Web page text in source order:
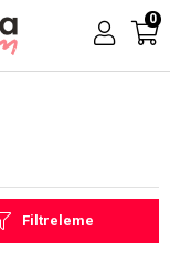
0
Filtreleme